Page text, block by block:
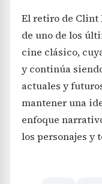
El retiro de Clint
de uno de los
cine clásico,
y continúa
actuales y
mantener una
enfoque
los personajes y